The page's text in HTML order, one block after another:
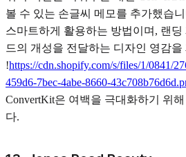
볼 수 있는 손글씨 메모를 추가했습
스마트하게 활용하는 방법이며, 랜
드의 개성을 전달하는 디자인 영감을
!https://cdn.shopify.com/s/files/1/0841/
459d6-7bec-4abe-8660-
ConvertKit은 여백을 극대화하기 위
다.